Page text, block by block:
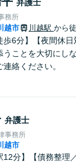
弁護士
務所
越市 川越駅 から
歩6分】【夜間休
うことを大切にし
絡ください。
弁護士
事務所
越市
12分】【債務整